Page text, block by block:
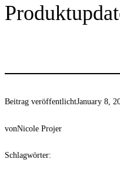
Beitrag veröffentlichtJanuary 8,
vonNicole Projer
Schlagwörter: